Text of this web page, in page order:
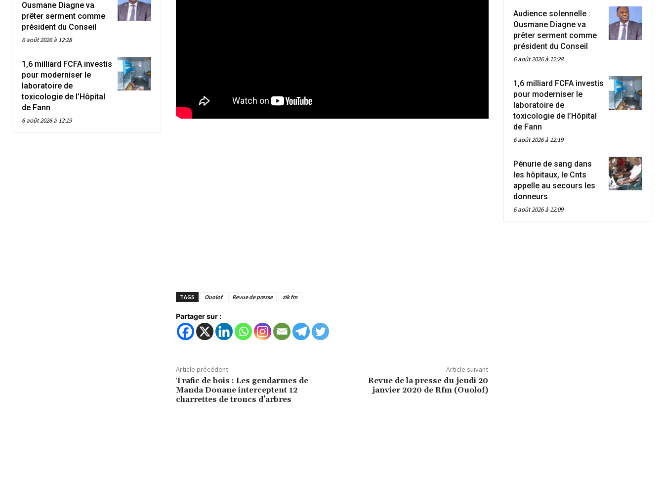
Ousmane Diagne va
prêter serment comme
président du Conseil
6 août 2026 à 12:28
1,6 milliard FCFA investis
pour moderniser le
laboratoire de
toxicologie de l’Hôpital
de Fann
6 août 2026 à 12:19
TAGS Ouolof Revue de presse zik fm
Partager sur :
Article précédent
Trafic de bois : Les gendarmes de
Manda Douane interceptent 12
charrettes de troncs d’arbres
Article suivant
Revue de la presse du jeudi 20
janvier 2020 de Rfm (Ouolof)
Audience solennelle :
Ousmane Diagne va
prêter serment comme
président du Conseil
6 août 2026 à 12:28
1,6 milliard FCFA investis
pour moderniser le
laboratoire de
toxicologie de l’Hôpital
de Fann
6 août 2026 à 12:19
Pénurie de sang dans
les hôpitaux, le Cnts
appelle au secours les
donneurs
6 août 2026 à 12:09